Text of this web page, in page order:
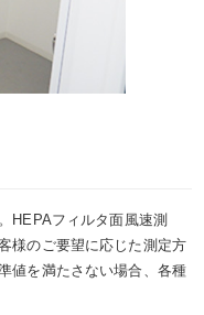
HEPAフィルタ面風速測
様のご要望に応じた測定方
値を満たさない場合、各種